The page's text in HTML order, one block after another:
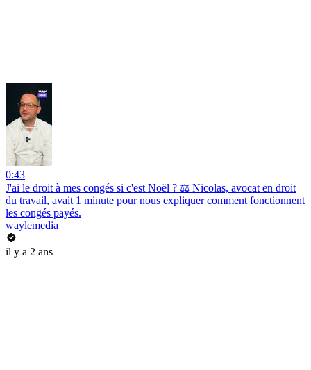
0:43
J'ai le droit à mes congés si c'est Noël ? ⚖️ Nicolas, avocat en droit
du travail, avait 1 minute pour nous expliquer comment fonctionnent
les congés payés.
waylemedia
il y a 2 ans